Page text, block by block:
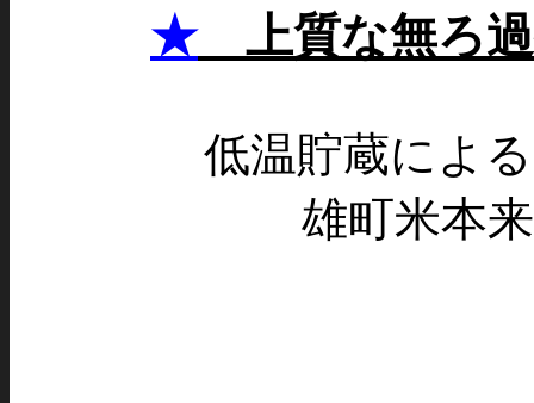
★上質な無ろ過
低温貯蔵によ
雄町米本